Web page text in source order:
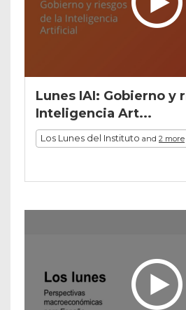
Lunes IAI: Gobierno y
Inteligencia Art...
Los Lunes del Instituto and 2 more